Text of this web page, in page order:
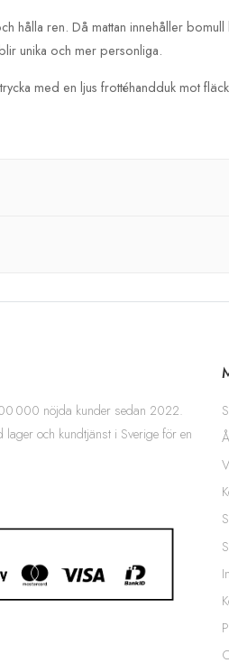
hålla ren. Då mattan innehåller
unika och mer personliga.
med en ljus frottéhandduk mot
000 nöjda kunder sedan 2022.
och kundtjänst i Sverige för en